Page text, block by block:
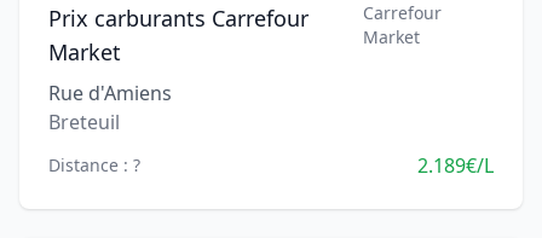
Prix carburants Carrefour
Market
Carrefour
Market
Rue d'Amiens
Breteuil
Distance : ? 2.189€/L